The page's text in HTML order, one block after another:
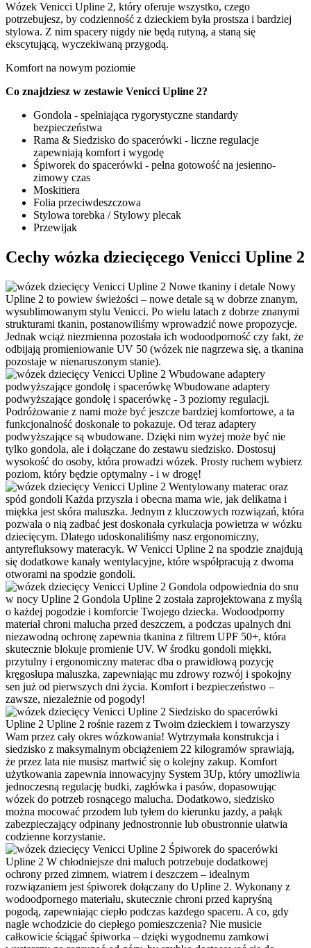
Wózek Venicci Upline 2, który oferuje wszystko, czego
potrzebujesz, by codzienność z dzieckiem była prostsza i bardziej
stylowa. Z nim spacery nigdy nie będą rutyną, a staną się
ekscytującą, wyczekiwaną przygodą.
Komfort na nowym poziomie
Co znajdziesz w zestawie Venicci Upline 2?
Gondola - spełniająca rygorystyczne standardy
bezpieczeństwa
Rama & Siedzisko do spacerówki - liczne regulacje
zapewniają komfort i wygodę
Śpiworek do spacerówki - pełna gotowość na jesienno-
zimowy czas
Moskitiera
Folia przeciwdeszczowa
Stylowa torebka / Stylowy plecak
Przewijak
Cechy wózka dziecięcego Venicci Upline 2
Nowe tkaniny i detale Nowy
Upline 2 to powiew świeżości – nowe detale są w dobrze znanym,
wysublimowanym stylu Venicci. Po wielu latach z dobrze znanymi
strukturami tkanin, postanowiliśmy wprowadzić nowe propozycje.
Jednak wciąż niezmienna pozostała ich wodoodporność czy fakt, że
odbijają promieniowanie UV 50 (wózek nie nagrzewa się, a tkanina
pozostaje w nienaruszonym stanie).
Wbudowane adaptery
podwyższające gondolę i spacerówkę Wbudowane adaptery
podwyższające gondolę i spacerówkę - 3 poziomy regulacji.
Podróżowanie z nami może być jeszcze bardziej komfortowe, a ta
funkcjonalność doskonale to pokazuje. Od teraz adaptery
podwyższające są wbudowane. Dzięki nim wyżej może być nie
tylko gondola, ale i dołączane do zestawu siedzisko. Dostosuj
wysokość do osoby, która prowadzi wózek. Prosty ruchem wybierz
poziom, który będzie optymalny - i w drogę!
Wentylowany materac oraz
spód gondoli Każda przyszła i obecna mama wie, jak delikatna i
miękka jest skóra maluszka. Jednym z kluczowych rozwiązań, która
pozwala o nią zadbać jest doskonała cyrkulacja powietrza w wózku
dziecięcym. Dlatego udoskonaliliśmy nasz ergonomiczny,
antyrefluksowy materacyk. W Venicci Upline 2 na spodzie znajdują
się dodatkowe kanały wentylacyjne, które współpracują z dwoma
otworami na spodzie gondoli.
Gondola odpowiednia do snu
w nocy Upline 2 Gondola Upline 2 została zaprojektowana z myślą
o każdej pogodzie i komforcie Twojego dziecka. Wodoodporny
materiał chroni malucha przed deszczem, a podczas upalnych dni
niezawodną ochronę zapewnia tkanina z filtrem UPF 50+, która
skutecznie blokuje promienie UV. W środku gondoli miękki,
przytulny i ergonomiczny materac dba o prawidłową pozycję
kręgosłupa maluszka, zapewniając mu zdrowy rozwój i spokojny
sen już od pierwszych dni życia. Komfort i bezpieczeństwo –
zawsze, niezależnie od pogody!
Siedzisko do spacerówki
Upline 2 Upline 2 rośnie razem z Twoim dzieckiem i towarzyszy
Wam przez cały okres wózkowania! Wytrzymała konstrukcja i
siedzisko z maksymalnym obciążeniem 22 kilogramów sprawiają,
że przez lata nie musisz martwić się o kolejny zakup. Komfort
użytkowania zapewnia innowacyjny System 3Up, który umożliwia
jednoczesną regulację budki, zagłówka i pasów, dopasowując
wózek do potrzeb rosnącego malucha. Dodatkowo, siedzisko
można mocować przodem lub tyłem do kierunku jazdy, a pałąk
zabezpieczający odpinany jednostronnie lub obustronnie ułatwia
codzienne korzystanie.
Śpiworek do spacerówki
Upline 2 W chłodniejsze dni maluch potrzebuje dodatkowej
ochrony przed zimnem, wiatrem i deszczem – idealnym
rozwiązaniem jest śpiworek dołączany do Upline 2. Wykonany z
wodoodpornego materiału, skutecznie chroni przed kapryśną
pogodą, zapewniając ciepło podczas każdego spaceru. A co, gdy
nagle wchodzicie do ciepłego pomieszczenia? Nie musicie
całkowicie ściągać śpiworka – dzięki wygodnemu zamkowi